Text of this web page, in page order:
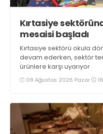
Kırtasiye
mesaisi başladı
Kırtasiye sektörü okula
devam ederken, sektör
ürünlere karşı uyarıyor
09 Ağustos 2026 Pazar